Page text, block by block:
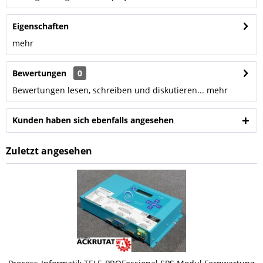
Eigenschaften
mehr
Bewertungen
0
Bewertungen lesen, schreiben und diskutieren... mehr
Kunden haben sich ebenfalls angesehen
Zuletzt angesehen